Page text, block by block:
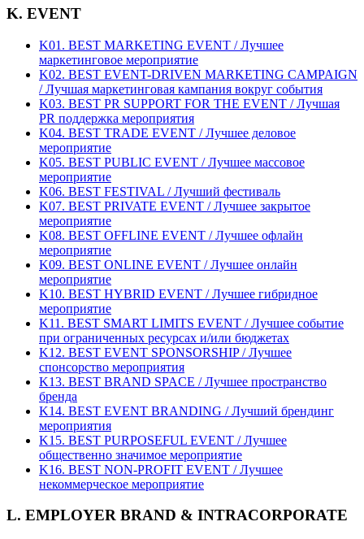
K. EVENT
K01. BEST MARKETING EVENT / Лучшее
маркетинговое мероприятие
K02. BEST EVENT-DRIVEN MARKETING CAMPAIGN
/ Лучшая маркетинговая кампания вокруг события
K03. BEST PR SUPPORT FOR THE EVENT / Лучшая
PR поддержка мероприятия
K04. BEST TRADE EVENT / Лучшее деловое
мероприятие
K05. BEST PUBLIC EVENT / Лучшее массовое
мероприятие
K06. BEST FESTIVAL / Лучший фестиваль
K07. BEST PRIVATE EVENT / Лучшее закрытое
мероприятие
K08. BEST OFFLINE EVENT / Лучшее офлайн
мероприятие
K09. BEST ONLINE EVENT / Лучшее онлайн
мероприятие
K10. BEST HYBRID EVENT / Лучшее гибридное
мероприятие
K11. BEST SMART LIMITS EVENT / Лучшее событие
при ограниченных ресурсах и/или бюджетах
K12. BEST EVENT SPONSORSHIP / Лучшее
спонсорство мероприятия
K13. BEST BRAND SPACE / Лучшее пространство
бренда
K14. BEST EVENT BRANDING / Лучший брендинг
мероприятия
K15. BEST PURPOSEFUL EVENT / Лучшее
общественно значимое мероприятие
K16. BEST NON-PROFIT EVENT / Лучшее
некоммерческое мероприятие
L. EMPLOYER BRAND & INTRACORPORATE